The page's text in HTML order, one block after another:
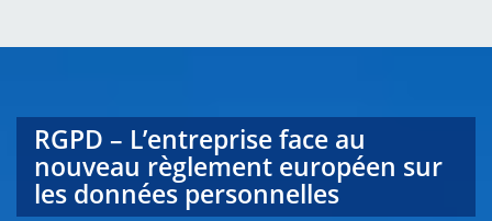
RGPD – L’entreprise face au
nouveau règlement européen sur
les données personnelles